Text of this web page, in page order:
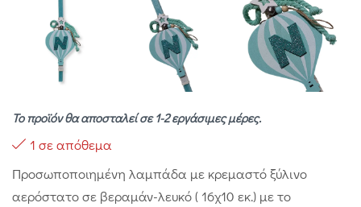
Το προϊόν θα αποσταλεί σε 1-2 εργάσιμες μέρες.
1 σε απόθεμα
Προσωποποιημένη λαμπάδα με κρεμαστό ξύλινο
αερόστατο σε βεραμάν-λευκό ( 16χ10 εκ.) με το